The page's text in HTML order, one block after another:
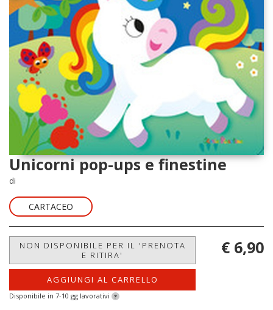
Unicorni pop-ups e finestine
di
CARTACEO
NON DISPONIBILE PER IL 'PRENOTA
E RITIRA'
AGGIUNGI AL CARRELLO
Disponibile in 7-10 gg lavorativi ?
€ 6,90